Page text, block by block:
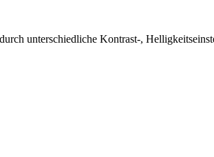
unterschiedliche Kontrast-,